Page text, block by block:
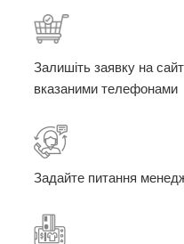
Залишіть заявку на
вказаними телефонами
Задайте питання